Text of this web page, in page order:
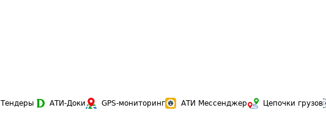
Тендеры АТИ-Доки GPS-мониторинг АТИ Мессенджер Цепочки грузов